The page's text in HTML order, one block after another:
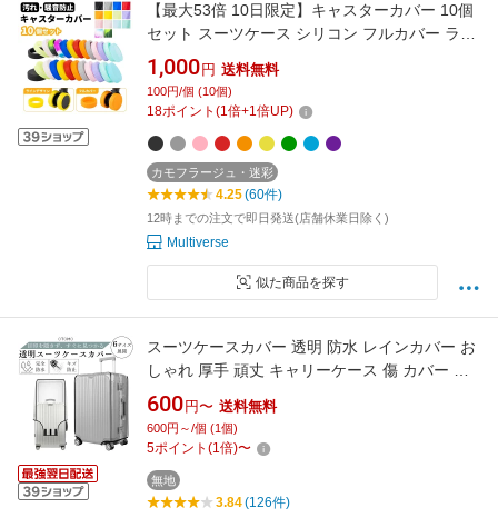
【最大53倍 10日限定】キャスターカバー 10個
セット スーツケース シリコン フルカバー ライ
ンデザイン メンズ レディース ワンホイール タ
イヤカバー ストッパー 滑り止め 汚れにくい 傷
つけにくい 振動 軽減 傷 キズ 静音 防音 騒音 防
1,000 円 送料無料
100円/個 (10個)
18ポイント (1倍+1倍UP)
カモフラージュ・迷彩
4.25(60件)
12時までの注文で即日発送(店舗休業日除く)
Multiverse
似た商品を探す
スーツケースカバー 透明 防水 レインカバー お
しゃれ 厚手 頑丈 キャリーケース 傷 カバー ス
ーツケース キャリーバッグ 雨除け 傷防止 カバ
ー ビニール 汚れ防止 無地 小型 大型 6サイズ展
開 送料無料
600 円〜 送料無料
600円～/個 (1個)
5ポイント (1倍)〜
無地
3.84(126件)